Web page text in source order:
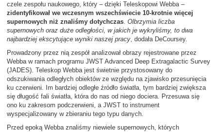
czele zespołu naukowego, który – dzięki Teleskopowi Webba –
zidentyfikował we wczesnym wszechświecie 10-krotnie więcej
supernowych niż znaliśmy dotychczas. Olbrzymia liczba
supernowych oraz duże odległości, w jakich je wykryliśmy, to dwa
najbardziej ekscytujące wyniki naszej pracy, dodała DeCoursey.
Prowadzony przez nią zespół analizował obrazy rejestrowane przez
Webba w ramach programu JWST Advanced Deep Extragalactic Survey
(JADES). Teleskop Webba jest świetnie przystosowany do
odszukiwania odległych obiektów ze względu na zjawisko przesunięcia
ku czerwieni. Im bardziej odległe źródło światła, tym bardziej zwiększa
się długość fali światła, która do nas od niego dociera. Przesuwa się
ono ku zakresom podczerwieni, a JWST to instrument
wyspecjalizowany w zbieraniu tego typu danych.
Przed epoką Webba znaliśmy niewiele supernowych, których